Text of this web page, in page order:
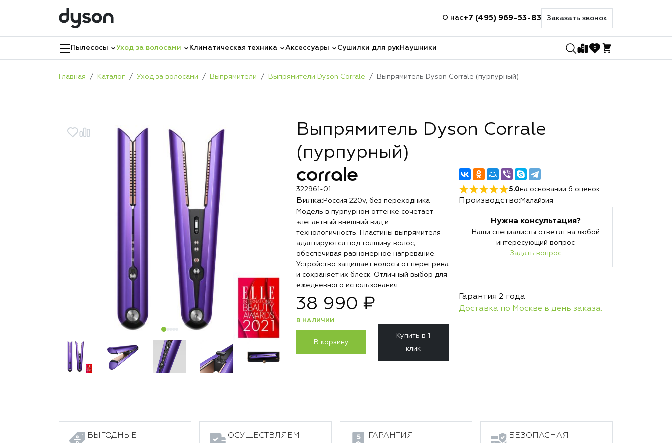
О нас+7 (495) 969-53-83 Заказать звонок
Пылесосы Уход за волосами Климатическая техника Аксессуары Сушилки для рукНаушники 0 0
Главная Каталог Уход за волосами Выпрямители Выпрямители Dyson Corrale Выпрямитель Dyson Corrale (пурпурный)
Выпрямитель Dyson Corrale
(пурпурный)
corrale
322961-01 5.0на основании 6 оценок
Вилка: Россия 220v, без переходника Производство: Малайзия
Модель в пурпурном оттенке сочетает
элегантный внешний вид и
технологичность. Пластины выпрямителя
адаптируются под толщину волос,
обеспечивая равномерное нагревание.
Устройство защищает волосы от перегрева
и сохраняет их блеск. Отличный выбор для
ежедневного использования.
Нужна консультация?
Наши специалисты ответят на любой
интересующий вопрос
Задать вопрос
Гарантия 2 года
Доставка по Москве в день заказа.
38 990 ₽
В НАЛИЧИИ
В корзину
Купить в 1
клик
ВЫГОДНЫЕ
ОСУЩЕСТВЛЯЕМ
ГАРАНТИЯ
БЕЗОПАСНАЯ